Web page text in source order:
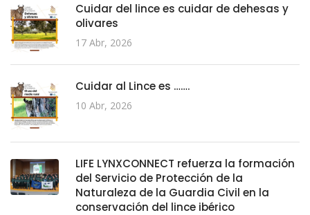
Cuidar del lince es cuidar de dehesas y
olivares
17 Abr, 2026
Cuidar al Lince es …….
10 Abr, 2026
LIFE LYNXCONNECT refuerza la formación
del Servicio de Protección de la
Naturaleza de la Guardia Civil en la
conservación del lince ibérico